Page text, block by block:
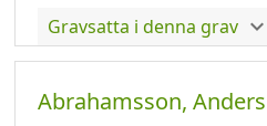
Gravsatta i denna grav
Abrahamsson,